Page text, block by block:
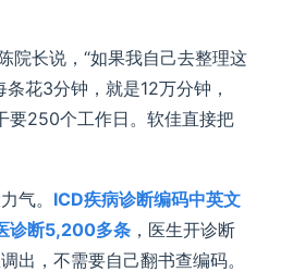
院长说，“如果我自己去整理这
花3分钟，就是12万分钟，
要250个工作日。软佳直接把
气。 ICD疾病诊断编码中英文
诊断5,200多条 ，医生开诊断
出，不需要自己翻书查编码。